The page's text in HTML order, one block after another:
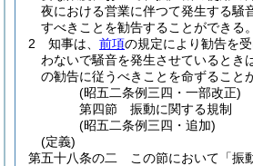
夜における営業に伴つて発生する騒
すべきことを勧告することができる。
2
知事は、 前項の規定により勧告を
わないで騒音を発生させているとき
の勧告に従うべきことを命ずること
(昭五二条例三四・一部改正)
第四節
振動に関する規制
(昭五二条例三四・追加)
(定義)
第五十八条の二
この節において「振